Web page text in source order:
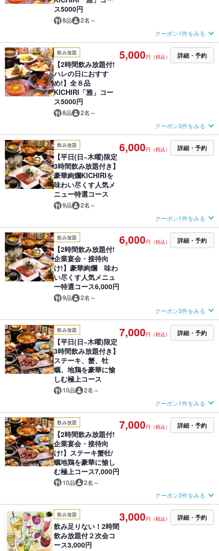
ス5000円
8品
2名～
クーポン1件をみる
飲み放題
【2時間飲み放題付!
ハレの日におすす
め!】全８品
KICHIRI「雅」コー
ス5000円
8品 2名～
5,000円（税込） 詳細・予約
クーポン3件をみる
飲み放題
【平日(日~木曜)限定
3時間飲み放題付き】
豪華絢爛KICHIRIを
味わい尽くす人気メ
ニュー特選コース
9品 2名～
6,000円（税込） 詳細・予約
クーポン1件をみる
飲み放題
【2時間飲み放題付!
企業宴会・接待向
け!】豪華絢爛 味わ
い尽くす人気メニュ
ー特選コース6,000円
9品 2名～
6,000円（税込） 詳細・予約
クーポン3件をみる
飲み放題
【平日(日~木曜)限定
3時間飲み放題付き】
ステーキ、蟹、牡
蠣、地鶏を豪華に愉
しむ極上コース
10品 2名～
7,000円（税込） 詳細・予約
クーポン1件をみる
飲み放題
【2時間飲み放題付!
企業宴会・接待向
け!】ステーキ蟹牡/
蠣地鶏を豪華に愉し
む極上コース7,000円
10品 2名～
7,000円（税込） 詳細・予約
クーポン3件をみる
飲み放題
飲み足りない！2時間
飲み放題付２次会コ
ース3,000円
3,000円（税込） 詳細・予約